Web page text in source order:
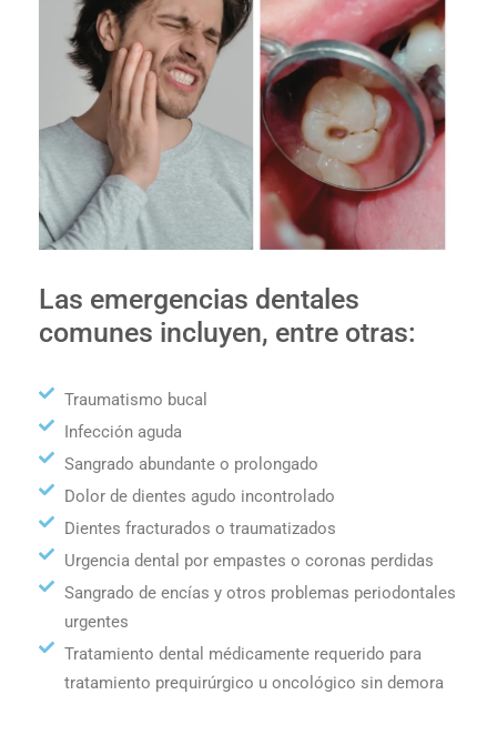
Las emergencias dentales
comunes incluyen, entre otras:
Traumatismo bucal
Infección aguda
Sangrado abundante o prolongado
Dolor de dientes agudo incontrolado
Dientes fracturados o traumatizados
Urgencia dental por empastes o coronas perdidas
Sangrado de encías y otros problemas periodontales
urgentes
Tratamiento dental médicamente requerido para
tratamiento prequirúrgico u oncológico sin demora